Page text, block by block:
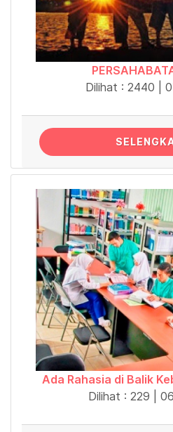
Dilihat : 2440 |
Ada Rahasia di Balik
Dilihat : 229 |